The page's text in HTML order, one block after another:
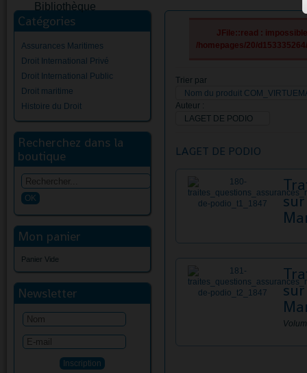
Bibliothèque
Catégories
Assurances Maritimes
Droit International Privé
Droit International Public
Droit maritime
Histoire du Droit
Recherchez dans la
boutique
Mon panier
Panier Vide
Newsletter
JFile::read :
/homepages/20/
Trier par
Nom du produit
Auteur :
LAGET DE PODIO
LAGET DE PODIO